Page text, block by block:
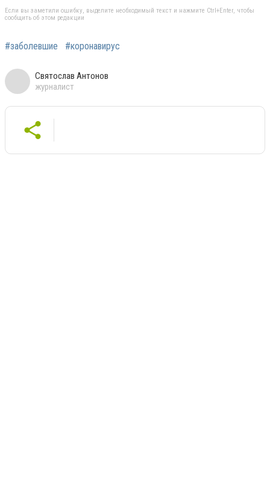
Если вы заметили ошибку, выделите необходимый текст и нажмите Ctrl+Enter, чтобы
сообщить об этом редакции
#заболевшие #коронавирус
Святослав Антонов
журналист